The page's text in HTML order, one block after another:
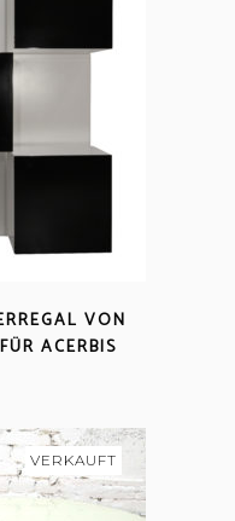
VON
ACERBIS
VERKAUFT